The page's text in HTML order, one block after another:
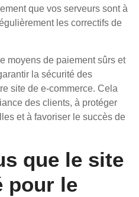
que vos serveurs sont à
les correctifs de
moyens de paiement sûrs et
la sécurité des
site de e-commerce. Cela
des clients, à protéger
et à favoriser le succès de
que le site
pour le